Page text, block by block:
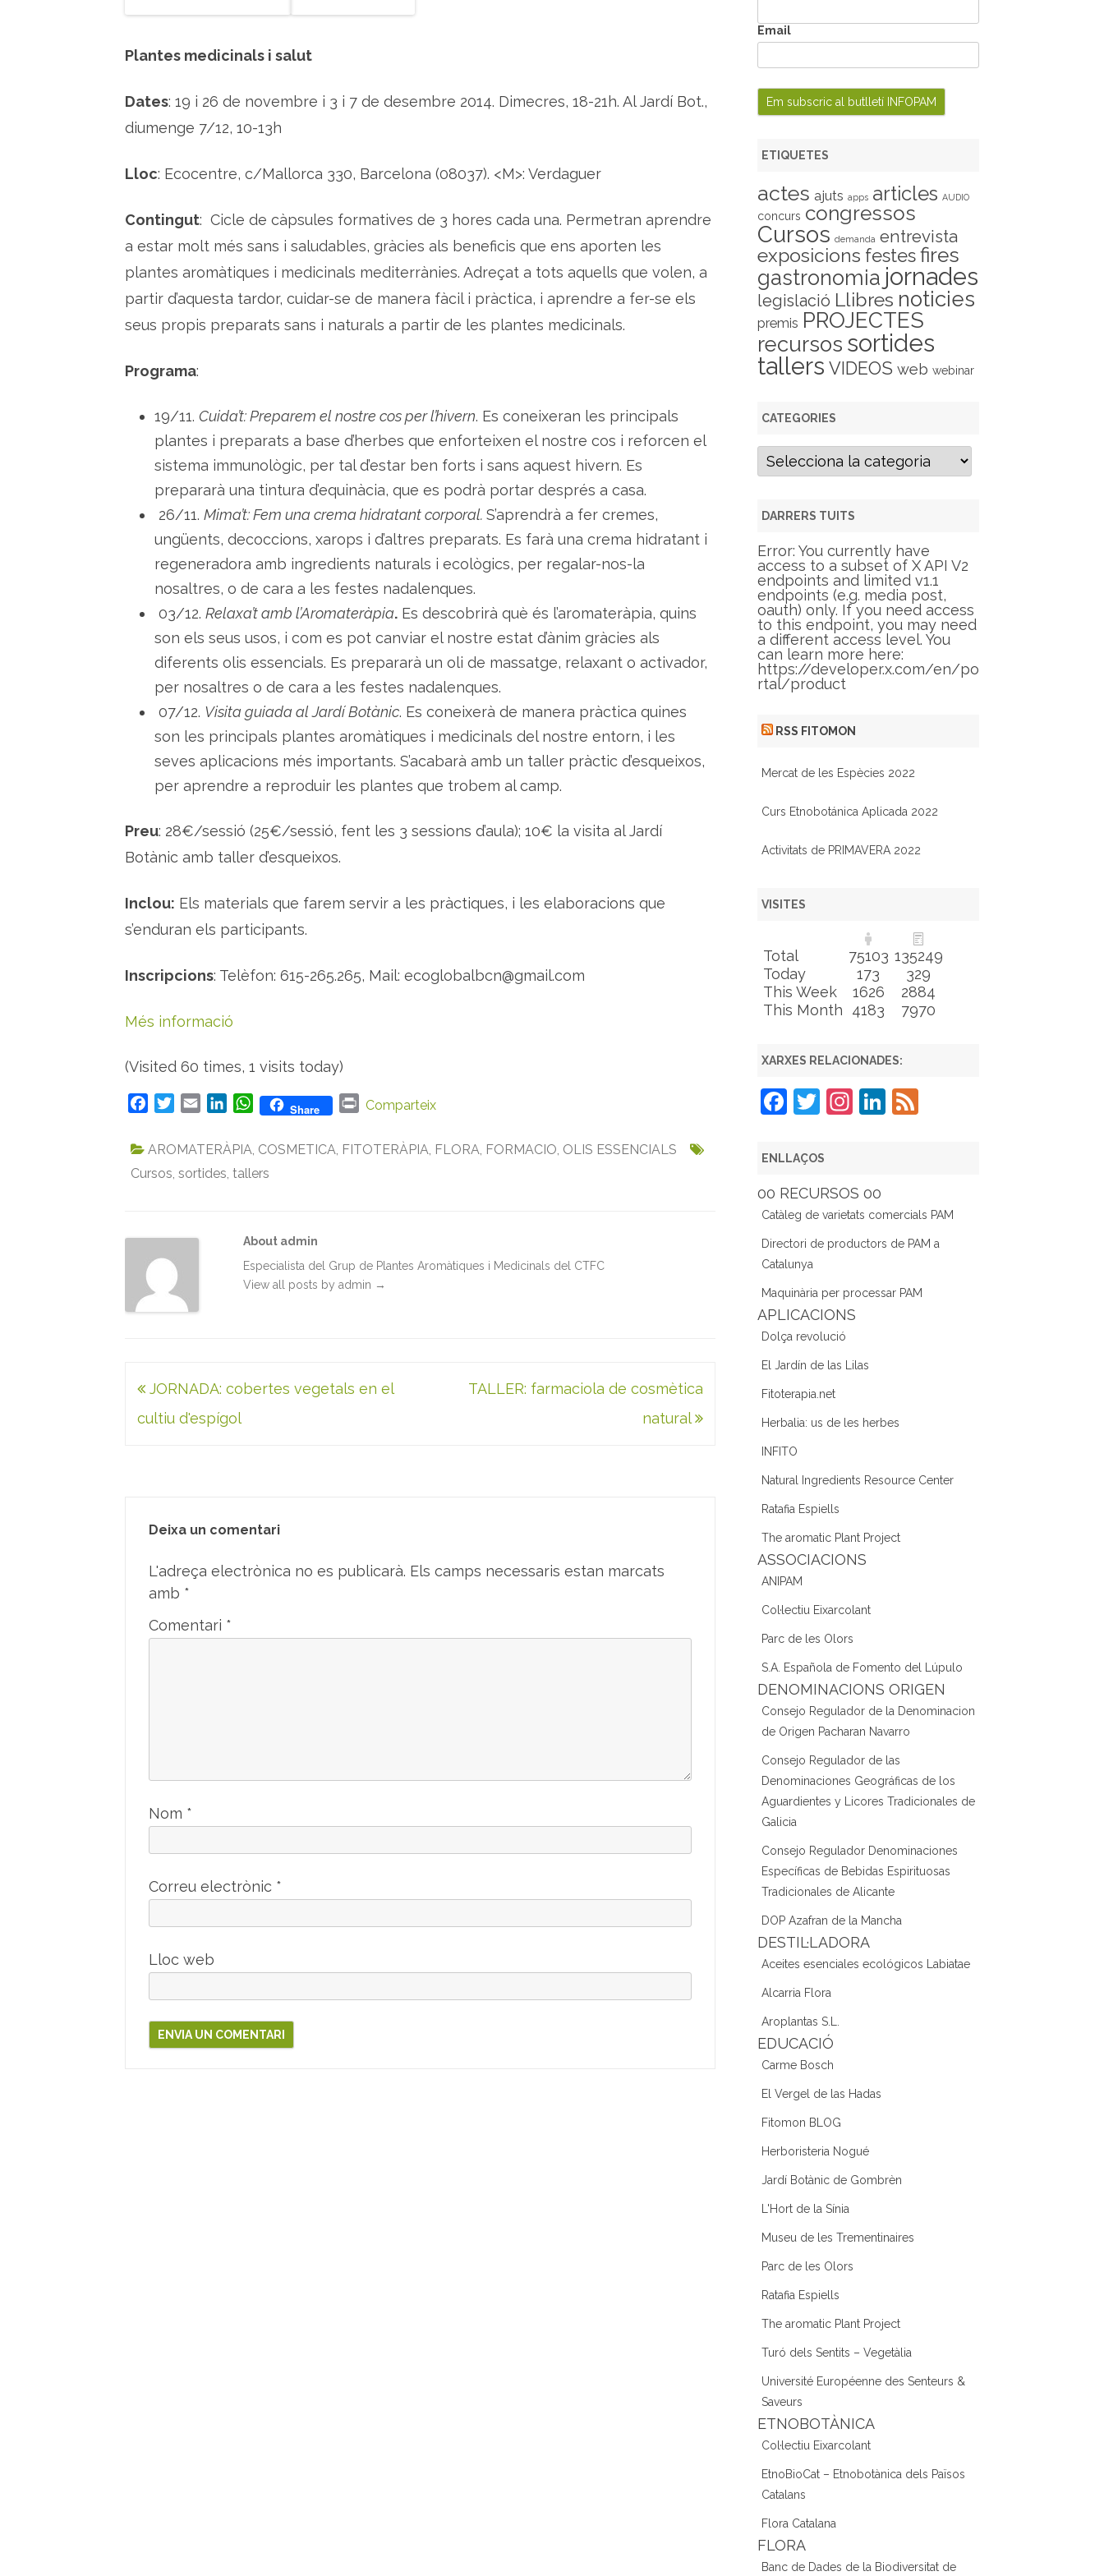
i
Plantes medicinals i salut
Dates: 19 i 26 de novembre i 3 i 7 de desembre 2014. Dimecres, 18-21h. Al Jardí Bot.,
diumenge 7/12, 10-13h
Lloc: Ecocentre, c/Mallorca 330, Barcelona (08037). <M>: Verdaguer
Contingut: Cicle de càpsules formatives de 3 hores cada una. Permetran aprendre
a estar molt més sans i saludables, gràcies als beneficis que ens aporten les
plantes aromàtiques i medicinals mediterrànies. Adreçat a tots aquells que volen, a
partir d’aquesta tardor, cuidar-se de manera fàcil i pràctica, i aprendre a fer-se els
seus propis preparats sans i naturals a partir de les plantes medicinals.
Programa:
19/11. Cuida’t: Preparem el nostre cos per l’hivern. Es coneixeran les principals
plantes i preparats a base d’herbes que enforteixen el nostre cos i reforcen el
sistema immunològic, per tal d’estar ben forts i sans aquest hivern. Es
prepararà una tintura d’equinàcia, que es podrà portar després a casa.
26/11. Mima’t: Fem una crema hidratant corporal. S’aprendrà a fer cremes,
ungüents, decoccions, xarops i d’altres preparats. Es farà una crema hidratant i
regeneradora amb ingredients naturals i ecològics, per regalar-nos-la
nosaltres, o de cara a les festes nadalenques.
03/12. Relaxa’t amb l’Aromateràpia. Es descobrirà què és l’aromateràpia, quins
son els seus usos, i com es pot canviar el nostre estat d’ànim gràcies als
diferents olis essencials. Es prepararà un oli de massatge, relaxant o activador,
per nosaltres o de cara a les festes nadalenques.
07/12. Visita guiada al Jardí Botànic. Es coneixerà de manera pràctica quines
son les principals plantes aromàtiques i medicinals del nostre entorn, i les
seves aplicacions més importants. S’acabarà amb un taller pràctic d’esqueixos,
per aprendre a reproduir les plantes que trobem al camp.
Preu: 28€/sessió (25€/sessió, fent les 3 sessions d’aula); 10€ la visita al Jardí
Botànic amb taller d’esqueixos.
Inclou: Els materials que farem servir a les pràctiques, i les elaboracions que
s’enduran els participants.
Inscripcions: Telèfon: 615-265.265, Mail: ecoglobalbcn@gmail.com
Més informació
(Visited 60 times, 1 visits today)
c
b
k
i
t
a
l
n
e
W
a
s
p
Share
P
i
Comparteix
AROMATERÀPIA, COSMETICA, FITOTERÀPIA, FLORA, FORMACIO, OLIS ESSENCIALS
Cursos, sortides, tallers
About admin
Especialista del Grup de Plantes Aromàtiques i Medicinals del CTFC
View all posts by admin →
Navegació
d'entrades
JORNADA: cobertes vegetals en el
cultiu d'espígol
TALLER: farmaciola de cosmètica
natural
Deixa un comentari
L'adreça electrònica no es publicarà. Els camps necessaris estan marcats
amb *
Comentari *
Nom *
Correu electrònic *
Lloc web
Email
ETIQUETES
actes ajuts apps articles AUDIO
concurs congressos
Cursos demanda entrevista
exposicions festes fires
gastronomia jornades
legislació Llibres noticies
premis PROJECTES
recursos sortides
tallers VIDEOS web webinar
CATEGORIES
C
g
r
i
e
s
DARRERS TUITS
Error: You currently have
access to a subset of X API V2
endpoints and limited v1.1
endpoints (e.g. media post,
oauth) only. If you need access
to this endpoint, you may need
a different access level. You
can learn more here:
https://developer.x.com/en/po
rtal/product
RSS FITOMON
Mercat de les Espècies 2022
Curs Etnobotánica Aplicada 2022
Activitats de PRIMAVERA 2022
VISITES
Total 75103 135249
Today
173
329
This Week
1626
2884
This Month
4183 7970
XARXES RELACIONADES:
F
c
e
b
o
o
k
T
itt
er
In
gr
a
m
Li
dI
n
F
ENLLAÇOS
00 RECURSOS 00
Catàleg de varietats comercials PAM
Directori de productors de PAM a
Catalunya
Maquinària per processar PAM
APLICACIONS
Dolça revolució
El Jardín de las Lilas
Fitoterapia.net
Herbalia: us de les herbes
INFITO
Natural Ingredients Resource Center
Ratafia Espiells
The aromatic Plant Project
ASSOCIACIONS
ANIPAM
Col·lectiu Eixarcolant
Parc de les Olors
S.A. Española de Fomento del Lúpulo
DENOMINACIONS ORIGEN
Consejo Regulador de la Denominacion
de Origen Pacharan Navarro
Consejo Regulador de las
Denominaciones Geográficas de los
Aguardientes y Licores Tradicionales de
Galicia
Consejo Regulador Denominaciones
Específicas de Bebidas Espirituosas
Tradicionales de Alicante
DOP Azafran de la Mancha
DESTIL·LADORA
Aceites esenciales ecológicos Labiatae
Alcarria Flora
Aroplantas S.L.
EDUCACIÓ
Carme Bosch
El Vergel de las Hadas
Fitomon BLOG
Herboristeria Nogué
Jardí Botànic de Gombrèn
L'Hort de la Sínia
Museu de les Trementinaires
Parc de les Olors
Ratafia Espiells
The aromatic Plant Project
Turó dels Sentits – Vegetàlia
Université Européenne des Senteurs &
Saveurs
ETNOBOTÀNICA
Col·lectiu Eixarcolant
EtnoBioCat – Etnobotànica dels Països
Catalans
Flora Catalana
FLORA
Banc de Dades de la Biodiversitat de